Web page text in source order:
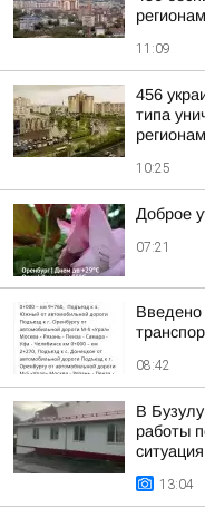
11:09
456
типа
10:25
Доброе
07:21
Введено
08:42
В
работы
13:04